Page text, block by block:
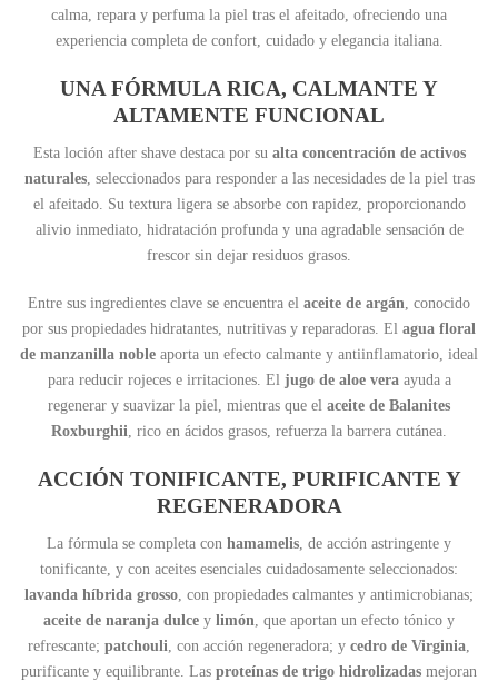
calma, repara y perfuma la piel tras el afeitado, ofreciendo una
experiencia completa de confort, cuidado y elegancia italiana.
UNA FÓRMULA RICA, CALMANTE Y
ALTAMENTE FUNCIONAL
Esta loción after shave destaca por su alta concentración de activos
naturales, seleccionados para responder a las necesidades de la piel tras
el afeitado. Su textura ligera se absorbe con rapidez, proporcionando
alivio inmediato, hidratación profunda y una agradable sensación de
frescor sin dejar residuos grasos.
Entre sus ingredientes clave se encuentra el aceite de argán , conocido
por sus propiedades hidratantes, nutritivas y reparadoras. El agua floral
de manzanilla noble aporta un efecto calmante y antiinflamatorio, ideal
para reducir rojeces e irritaciones. El jugo de aloe vera ayuda a
regenerar y suavizar la piel, mientras que el aceite de Balanites
Roxburghii , rico en ácidos grasos, refuerza la barrera cutánea.
ACCIÓN TONIFICANTE, PURIFICANTE Y
REGENERADORA
La fórmula se completa con hamamelis , de acción astringente y
tonificante, y con aceites esenciales cuidadosamente seleccionados:
lavanda híbrida grosso , con propiedades calmantes y antimicrobianas;
aceite de naranja dulce y limón , que aportan un efecto tónico y
refrescante; patchouli , con acción regeneradora; y cedro de Virginia
purificante y equilibrante. Las proteínas de trigo hidrolizadas mejoran